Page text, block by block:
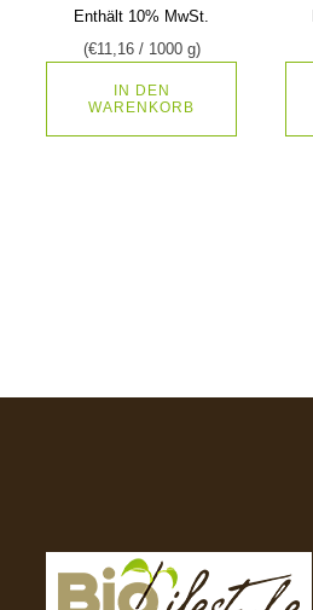
Enthält 10% MwSt.
(€11,16/ 1000 g)
IN DEN
WARENKORB